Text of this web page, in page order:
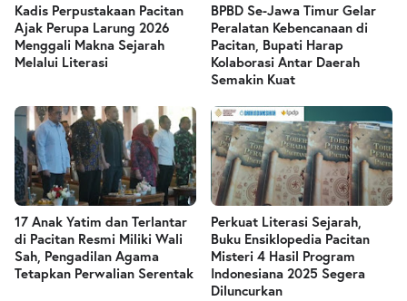
Kadis Perpustakaan Pacitan
Ajak Perupa Larung 2026
Menggali Makna Sejarah
Melalui Literasi
BPBD Se-Jawa Timur Gelar
Peralatan Kebencanaan di
Pacitan, Bupati Harap
Kolaborasi Antar Daerah
Semakin Kuat
17 Anak Yatim dan Terlantar
di Pacitan Resmi Miliki Wali
Sah, Pengadilan Agama
Tetapkan Perwalian Serentak
Perkuat Literasi Sejarah,
Buku Ensiklopedia Pacitan
Misteri 4 Hasil Program
Indonesiana 2025 Segera
Diluncurkan